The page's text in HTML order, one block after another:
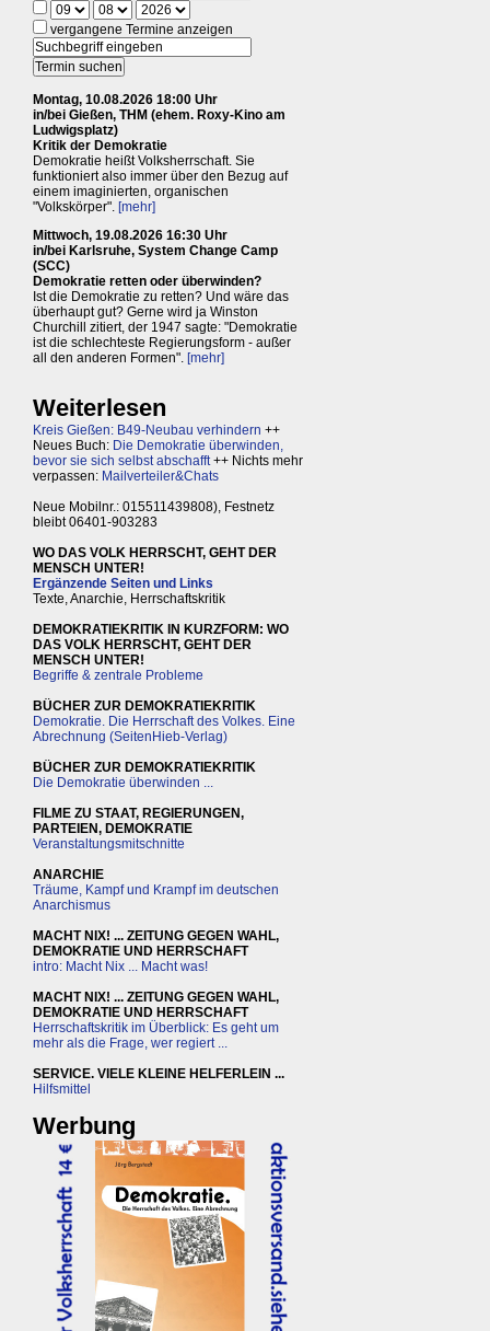
vergangene Termine anzeigen
Montag, 10.08.2026 18:00 Uhr
in/bei Gießen, THM (ehem. Roxy-Kino am
Ludwigsplatz)
Kritik der Demokratie
Demokratie heißt Volksherrschaft. Sie
funktioniert also immer über den Bezug auf
einem imaginierten, organischen
"Volkskörper". [mehr]
Mittwoch, 19.08.2026 16:30 Uhr
in/bei Karlsruhe, System Change Camp
(SCC)
Demokratie retten oder überwinden?
Ist die Demokratie zu retten? Und wäre das
überhaupt gut? Gerne wird ja Winston
Churchill zitiert, der 1947 sagte: "Demokratie
ist die schlechteste Regierungsform - außer
all den anderen Formen". [mehr]
Weiterlesen
Kreis Gießen: B49-Neubau verhindern ++
Neues Buch: Die Demokratie überwinden,
bevor sie sich selbst abschafft++ Nichts mehr
verpassen: Mailverteiler&Chats
Neue Mobilnr.: 015511439808), Festnetz
bleibt 06401-903283
WO DAS VOLK HERRSCHT, GEHT DER
MENSCH UNTER!
Ergänzende Seiten und Links
Texte, Anarchie, Herrschaftskritik
DEMOKRATIEKRITIK IN KURZFORM: WO
DAS VOLK HERRSCHT, GEHT DER
MENSCH UNTER!
Begriffe & zentrale Probleme
BÜCHER ZUR DEMOKRATIEKRITIK
Demokratie. Die Herrschaft des Volkes. Eine
Abrechnung (SeitenHieb-Verlag)
BÜCHER ZUR DEMOKRATIEKRITIK
Die Demokratie überwinden ...
FILME ZU STAAT, REGIERUNGEN,
PARTEIEN, DEMOKRATIE
Veranstaltungsmitschnitte
ANARCHIE
Träume, Kampf und Krampf im deutschen
Anarchismus
MACHT NIX! ... ZEITUNG GEGEN WAHL,
DEMOKRATIE UND HERRSCHAFT
intro: Macht Nix ... Macht was!
MACHT NIX! ... ZEITUNG GEGEN WAHL,
DEMOKRATIE UND HERRSCHAFT
Herrschaftskritik im Überblick: Es geht um
mehr als die Frage, wer regiert ...
SERVICE. VIELE KLEINE HELFERLEIN ...
Hilfsmittel
Werbung